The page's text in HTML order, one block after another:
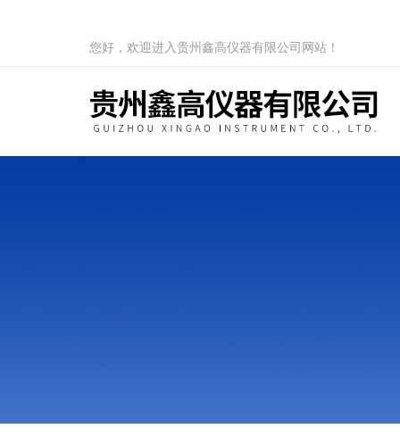
您好，欢迎进入贵州鑫高仪器有限公司网站！